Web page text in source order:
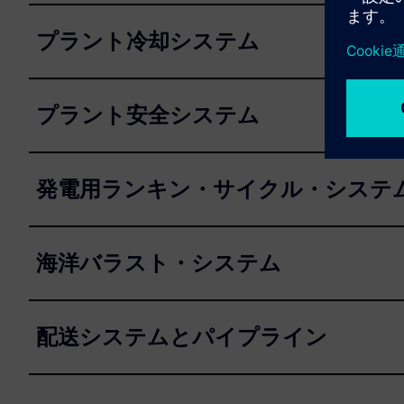
プラント冷却システム
プラント安全システム
発電用ランキン・サイクル・システ
海洋バラスト・システム
配送システムとパイプライン